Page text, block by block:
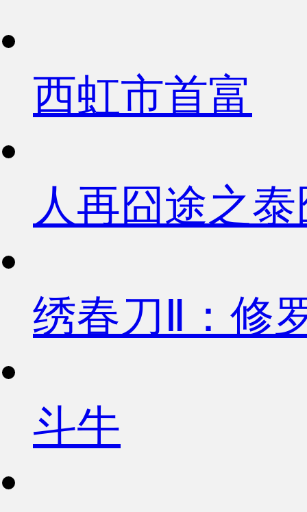
西虹市首富
人再囧途之
绣春刀Ⅱ：修
斗牛